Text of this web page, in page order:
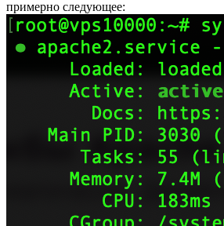
примерно следующее: